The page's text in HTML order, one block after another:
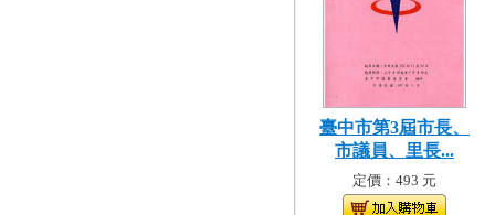
臺中市第3屆市長、
市議員、里長...
定價：493 元